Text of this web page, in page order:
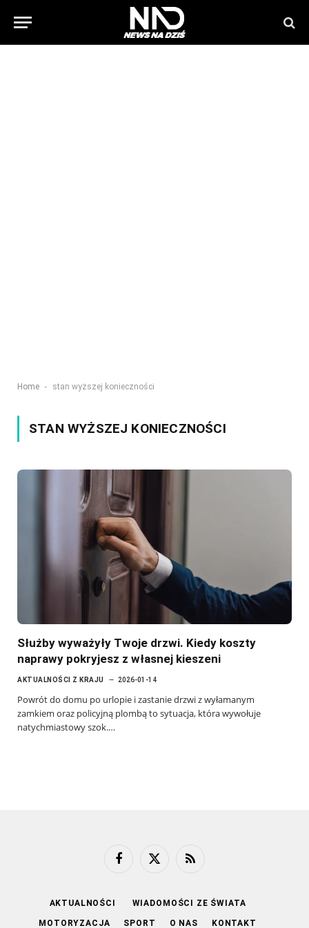
Home - stan wyższej konieczności
STAN WYŻSZEJ KONIECZNOŚCI
Służby wyważyły Twoje drzwi. Kiedy koszty
naprawy pokryjesz z własnej kieszeni
AKTUALNOŚCI Z KRAJU 2026-01-14
Powrót do domu po urlopie i zastanie drzwi z wyłamanym
zamkiem oraz policyjną plombą to sytuacja, która wywołuje
natychmiastowy szok.…
FacebookX
RSS
AKTUALNOŚCI WIADOMOŚCI ZE ŚWIATA
MOTORYZACJA SPORT O NAS KONTAKT